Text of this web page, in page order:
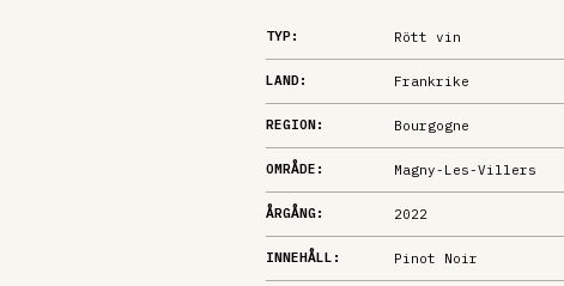
TYP: Rött vin
LAND: Frankrike
REGION: Bourgogne
OMRÅDE: Magny-Les-Villers
ÅRGÅNG: 2022
INNEHÅLL: Pinot Noir